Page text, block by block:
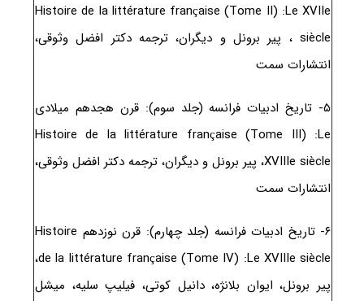
Histoire de la littérature française (Tome II) :Le XVIIe
siècle ، پیر برونل و دیگران، ترجمه دکتر افضل وثوقی،
انتشارات سمت
۵- تاریخ ادبیات فرانسه (جلد سوم): قرن هجدهم میلادی
Histoire de la littérature française (Tome III) :Le
XVIIIe siècle، پیر برونل و دیگران، ترجمه دکتر افضل وثوقی،
انتشارات سمت
۶- تاریخ ادبیات فرانسه (جلد چهارم): قرن نوزدهم Histoire
de la littérature française (Tome IV) :Le XVIIIe siècle،
پیر برونل، ایوان بلانژه، دانیل کوتی، فیلیپ سلیه، میشل